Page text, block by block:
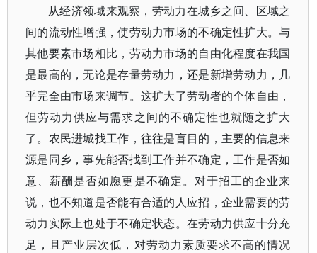
从经济领域来观察，劳动力在城乡之间、区域之
间的流动性增强，使劳动力市场的不确定性扩大。与
其他要素市场相比，劳动力市场的自由化程度在我国
是最高的，无论是存量劳动力，还是新增劳动力，几
乎完全由市场来调节。这扩大了劳动者的个体自由，
但劳动力供应与需求之间的不确定性也就随之扩大
了。农民进城找工作，往往是盲目的，主要的信息来
源是同乡，事先能否找到工作并不确定，工作是否如
意、薪酬是否如愿更是不确定。对于招工的企业来
说，也不知道是否能有合适的人应招，企业需要的劳
动力实际上也处于不确定状态。在劳动力供应十分充
足，且产业层次低，对劳动力素质要求不高的情况